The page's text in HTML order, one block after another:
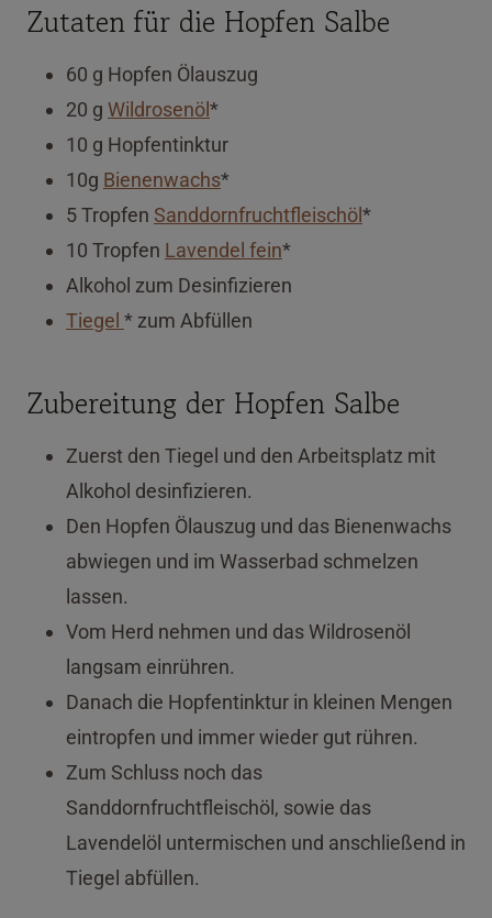
Zutaten für die Hopfen Salbe
60 g Hopfen Ölauszug
20 g Wildrosenöl*
10 g Hopfentinktur
10g Bienenwachs*
5 Tropfen Sanddornfruchtfleischöl*
10 Tropfen Lavendel fein*
Alkohol zum Desinfizieren
Tiegel * zum Abfüllen
Zubereitung der Hopfen Salbe
Zuerst den Tiegel und den Arbeitsplatz mit
Alkohol desinfizieren.
Den Hopfen Ölauszug und das Bienenwachs
abwiegen und im Wasserbad schmelzen
lassen.
Vom Herd nehmen und das Wildrosenöl
langsam einrühren.
Danach die Hopfentinktur in kleinen Mengen
eintropfen und immer wieder gut rühren.
Zum Schluss noch das
Sanddornfruchtfleischöl, sowie das
Lavendelöl untermischen und anschließend in
Tiegel abfüllen.